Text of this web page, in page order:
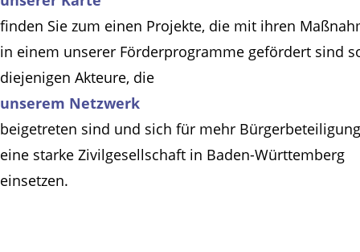
finden Sie zum einen Projekte, die mit ihren
in einem unserer Förderprogramme gefördert sind
diejenigen Akteure, die
unserem Netzwerk
beigetreten sind und sich für mehr
eine starke Zivilgesellschaft in Baden-Württemberg
einsetzen.